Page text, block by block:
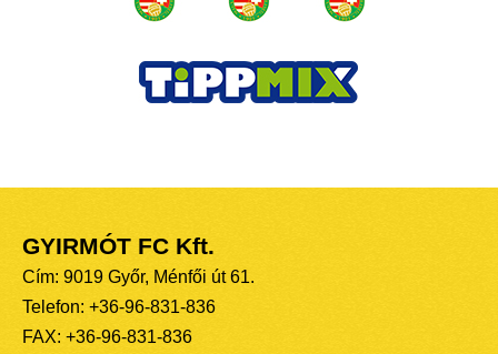
GYIRMÓT FC Kft.
Cím: 9019 Győr, Ménfői út 61.
Telefon: +36-96-831-836
FAX: +36-96-831-836